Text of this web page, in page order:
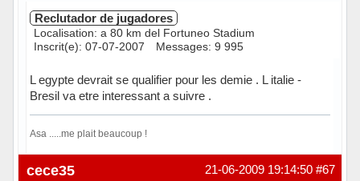
Reclutador de jugadores
Localisation: a 80 km del Fortuneo Stadium
Inscrit(e): 07-07-2007
Messages: 9 995
L egypte devrait se qualifier pour les demie . L italie -
Bresil va etre interessant a suivre .
Asa .....me plait beaucoup !
Hors ligne #67
21-06-2009 19:14:50
cece35